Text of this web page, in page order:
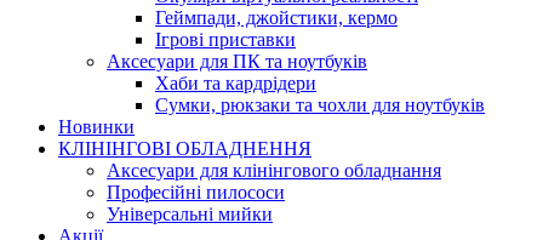
Геймпади, джойстики, кермо
Ігрові приставки
Аксесуари для ПК та ноутбуків
Хаби та кардрідери
Сумки, рюкзаки та чохли для ноутбуків
Новинки
КЛІНІНГОВІ ОБЛАДНЕННЯ
Аксесуари для клінінгового обладнання
Професійні пилососи
Універсальні мийки
Акції